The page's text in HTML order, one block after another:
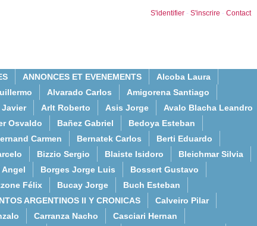
S'identifier - S'inscrire - Contact
ANNONCES ET EVENEMENTS
Alcoba Laura
Alvarado Carlos
Amigorena Santiago
Arlt Roberto Asis Jorge
Avalo Blacha Leandro
Osvaldo Bañez Gabriel
Bedoya Esteban
Carmen Bernatek Carlos
Berti Eduardo
Bizzio Sergio Blaiste Isidoro
Bleichmar Silvia
Borges Jorge Luis
Bossert Gustavo
Félix Bucay Jorge
Buch Esteban
ARGENTINOS II Y CRONICAS
Calveiro Pilar
Carranza Nacho
Casciari Hernan